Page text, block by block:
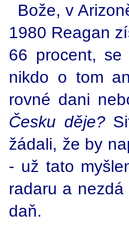
Bože, v
1980 Reagan
66 procent, se
nikdo o tom
rovné dani
Česku děje?
žádali, že by
- už tato
radaru a
daň.